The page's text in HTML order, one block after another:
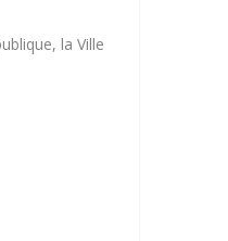
la Ville